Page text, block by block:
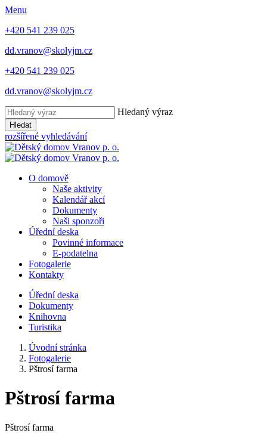
Menu
+420 541 239 025
dd.vranov@skolyjm.cz
+420 541 239 025
dd.vranov@skolyjm.cz
Hledaný výraz
Hledat
rozšířené vyhledávání
O domově
Naše aktivity
Kalendář akcí
Dokumenty
Naši sponzoři
Úřední deska
Povinné informace
E-podatelna
Fotogalerie
Kontakty
Úřední deska
Dokumenty
Knihovna
Turistika
Úvodní stránka
Fotogalerie
Pštrosí farma
Pštrosí farma
Pštrosí farma